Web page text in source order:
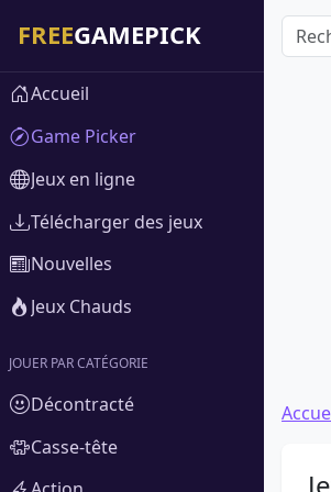
Accueil
Game Picker
Jeux en ligne
Télécharger des jeux
Nouvelles
Jeux Chauds
JOUER PAR CATÉGORIE
Décontracté
Casse-tête